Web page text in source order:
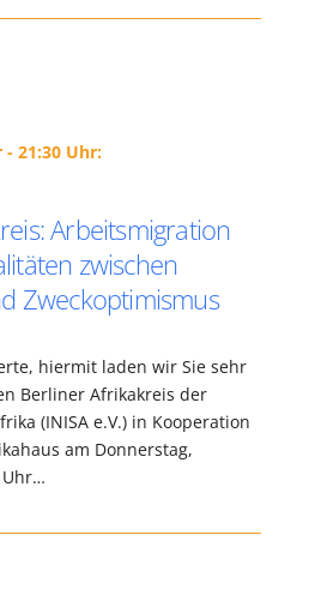
- 21:30 Uhr:
Arbeitsmigration
zwischen
Zweckoptimismus
hiermit laden wir Sie sehr
Berliner Afrikakreis der
(INISA e.V.) in Kooperation
am Donnerstag,
Uhr…